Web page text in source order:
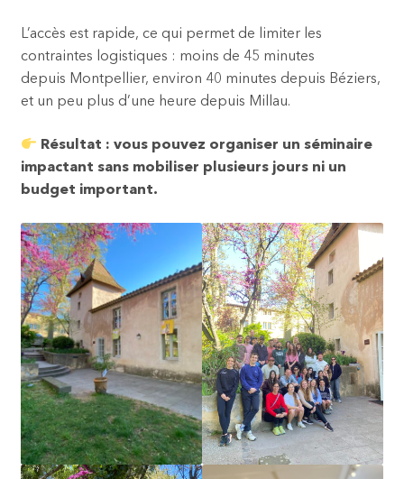
L’accès est rapide, ce qui permet de limiter les
contraintes logistiques : moins de 45 minutes
depuis Montpellier, environ 40 minutes depuis Béziers,
et un peu plus d’une heure depuis Millau.
Résultat : vous pouvez organiser un séminaire
impactant sans mobiliser plusieurs jours ni un
budget important.